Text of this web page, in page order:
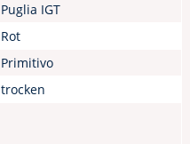
Puglia IGT
Rot
Primitivo
trocken